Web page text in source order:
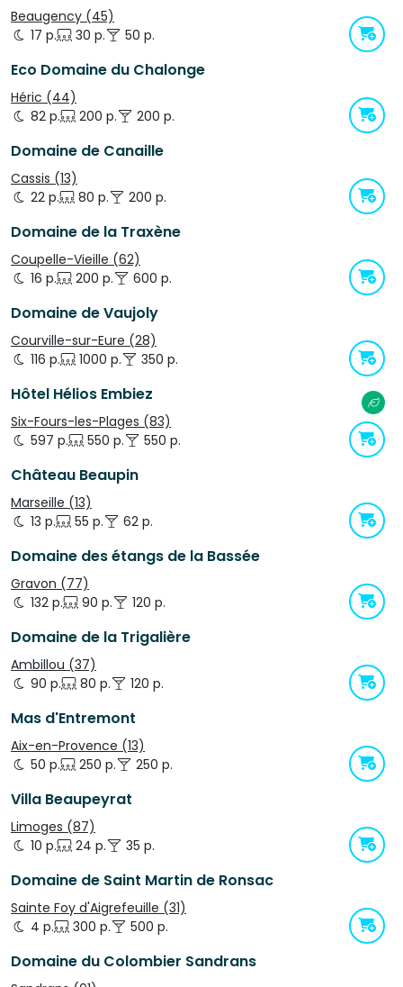
Beaugency (45)
17 p.
30 p. 50 p.
Eco Domaine du Chalonge
Héric (44)
82 p.
200 p. 200 p.
Domaine de Canaille
Cassis (13)
22 p.
80 p. 200 p.
Domaine de la Traxène
Coupelle-Vieille (62)
16 p.
200 p. 600 p.
Domaine de Vaujoly
Courville-sur-Eure (28)
116 p.
1000 p. 350 p.
Hôtel Hélios Embiez
Six-Fours-les-Plages (83)
597 p.
550 p. 550 p.
Château Beaupin
Marseille (13)
13 p.
55 p. 62 p.
Domaine des étangs de la Bassée
Gravon (77)
132 p.
90 p. 120 p.
Domaine de la Trigalière
Ambillou (37)
90 p.
80 p. 120 p.
Mas d'Entremont
Aix-en-Provence (13)
50 p.
250 p. 250 p.
Villa Beaupeyrat
Limoges (87)
10 p.
24 p. 35 p.
Domaine de Saint Martin de Ronsac
Sainte Foy d'Aigrefeuille (31)
4 p.
300 p. 500 p.
Domaine du Colombier Sandrans